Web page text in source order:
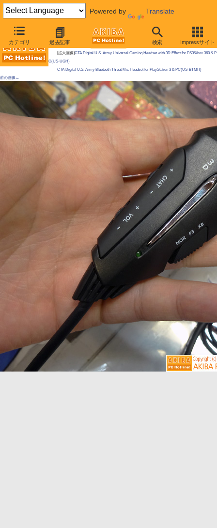
Powered by Translate
カテゴリ 過去記事 検索 Impressサイト
AKIBA PC Hotline!
今週見つけた新製品：サウンド関連製品
[拡大画像]CTA Digital U.S. Army Universal Gaming Headset with 3D Effect for PS3/Xbox 360 & P
C(US-UGH)
CTA Digital U.S. Army Bluetooth Throat Mic Headset for PlayStation 3 & PC(US-BTMH)
前の画像←